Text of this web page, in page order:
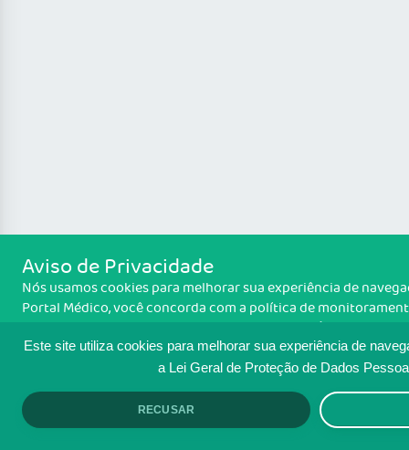
Este site utiliza cookies para melhorar sua experiência de
a Lei Geral de Proteção de Dados
RECUSAR
Aviso de Privacidade
Nós usamos cookies para melhorar sua experiência de
Portal Médico, você concorda com a política de
Política de
ACEITO.
ACEITO